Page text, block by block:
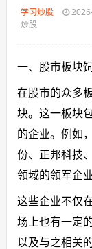
学习炒股
炒股
一、股市板块
在股市的众多
块。这一板块
的企业。例如
份、正邦科技
领域的领军企业
这些企业不仅
场上也有一定
以及与之相关